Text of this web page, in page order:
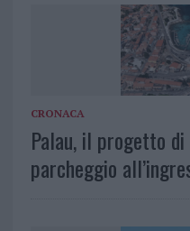
CRONACA
Palau, il progetto
parcheggio